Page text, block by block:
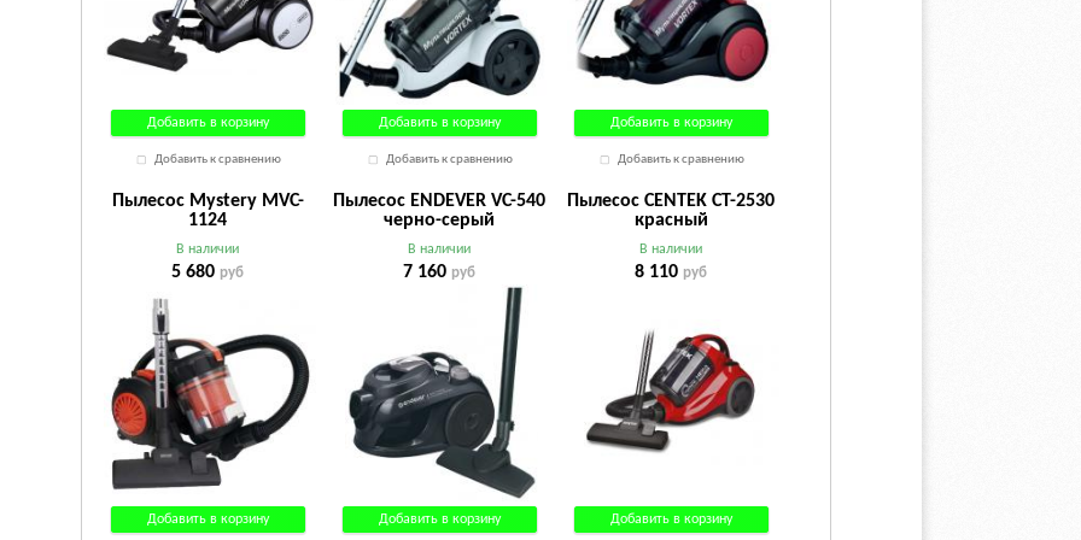
Добавить в корзину
Добавить к сравнению
Добавить в корзину
Добавить к сравнению
Добавить в корзину
Добавить к сравнению
Пылесос Mystery MVC-
1124
В наличии
5 680 руб
Добавить в корзину
Пылесос ENDEVER VC-540
черно-серый
В наличии
7 160 руб
Добавить в корзину
Пылесос CENTEK CT-2530
красный
В наличии
8 110 руб
Добавить в корзину